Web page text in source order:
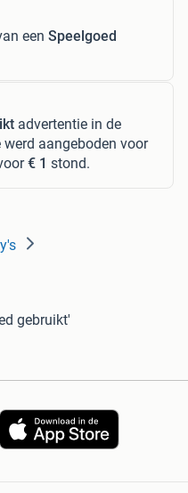
een Speelgoed
advertentie in de
werd aangeboden voor
€ 1 stond.
gebruikt'